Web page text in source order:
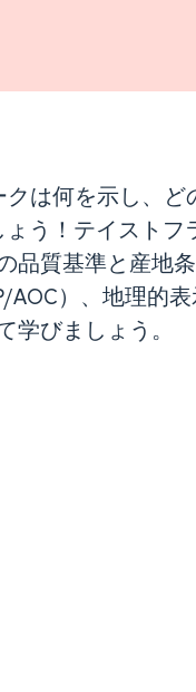
は何を示し、ど
う！テイストフ
品質基準と産地
AOC）、地理的表
学びましょう。